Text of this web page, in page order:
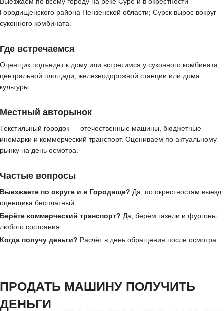
Городищенского района Пензенской области; Сурск вырос вокруг
суконного комбината.
Где встречаемся
Оценщик подъедет к дому или встретимся у суконного комбината,
центральной площади, железнодорожной станции или дома
культуры.
Местный авторынок
Текстильный городок — отечественные машины, бюджетные
иномарки и коммерческий транспорт. Оцениваем по актуальному
рынку на день осмотра.
Частые вопросы
Выезжаете по округе и в Городище? Да, по окрестностям выезд
оценщика бесплатный.
Берёте коммерческий транспорт? Да, берём газели и фургоны
любого состояния.
Когда получу деньги? Расчёт в день обращения после осмотра.
ПРОДАТЬ МАШИНУ ПОЛУЧИТЬ
ДЕНЬГИ